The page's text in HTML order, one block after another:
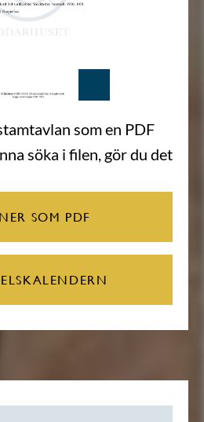
som en PDF
söka i filen, gör du det
SOM PDF